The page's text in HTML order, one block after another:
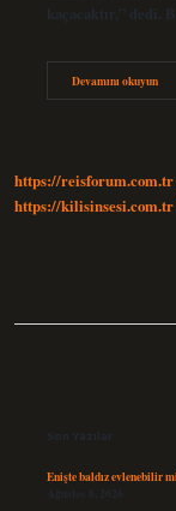
kaçacaktır,” dedi.
Devamını okuyunAyı
https://reisforum.com.tr
https://kilisinsesi.com.tr
Son Yazılar
Enişte baldız evlenebilir
Ağustos 6, 2026